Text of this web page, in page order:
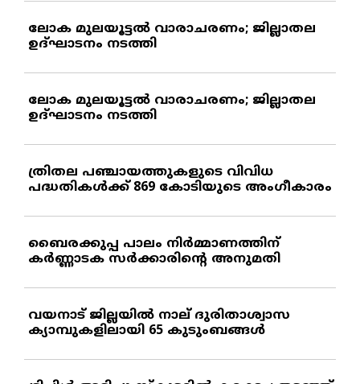
ലോക മുലയൂട്ടല്‍ വാരാചരണം; ജില്ലാതല
ഉദ്ഘാടനം നടത്തി
ലോക മുലയൂട്ടല്‍ വാരാചരണം; ജില്ലാതല
ഉദ്ഘാടനം നടത്തി
ത്രിതല പഞ്ചായത്തുകളുടെ വിവിധ
പദ്ധതികള്‍ക്ക് 869 കോടിയുടെ അംഗീകാരം
ബൈരക്കുപ്പ പാലം നിര്‍മ്മാണത്തിന്
കര്‍ണ്ണാടക സര്‍ക്കാരിന്റെ അനുമതി
വയനാട് ജില്ലയില്‍ നാല് ദുരിതാശ്വാസ
ക്യാമ്പുകളിലായി 65 കുടുംബങ്ങള്‍